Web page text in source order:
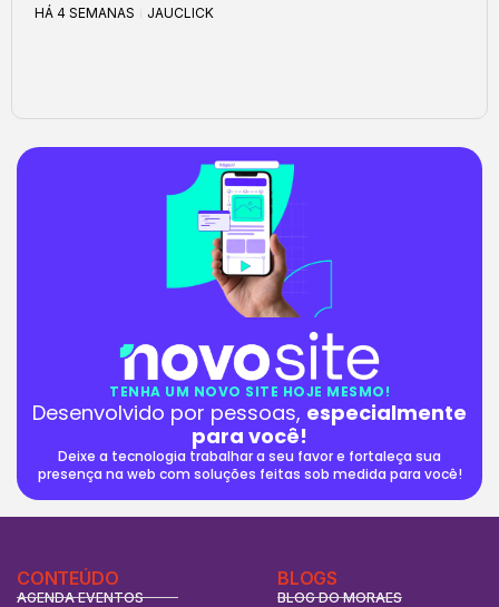
HÁ 4 SEMANAS JAUCLICK
TENHA UM NOVO SITE HOJE MESMO!
Desenvolvido por pessoas, especialmente
para você!
Deixe a tecnologia trabalhar a seu favor e fortaleça sua
presença na web com soluções feitas sob medida para você!
CONTEÚDO
AGENDA EVENTOS
BLOGS
BLOG DO MORAES